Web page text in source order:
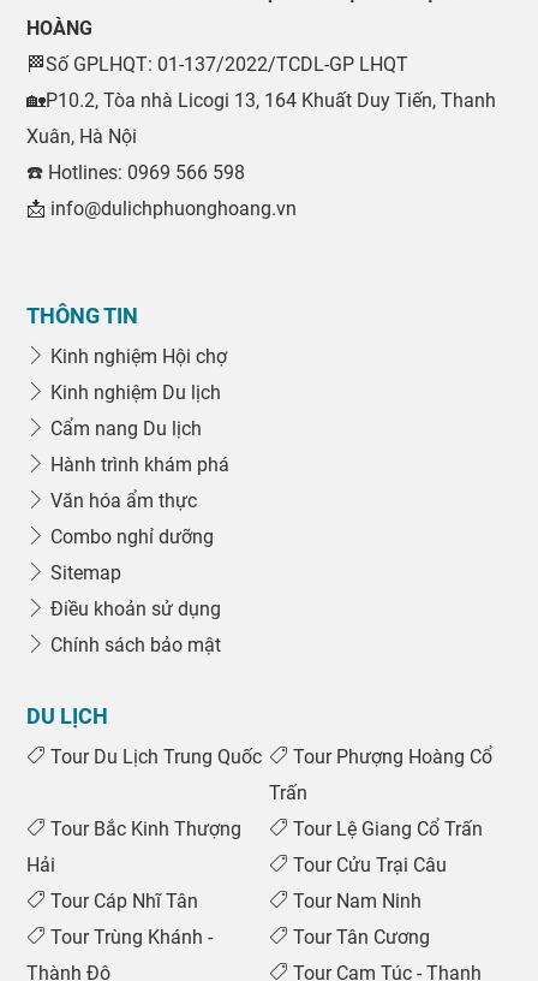
HOÀNG
🏁Số GPLHQT: 01-137/2022/TCDL-GP LHQT
🏡P10.2, Tòa nhà Licogi 13, 164 Khuất Duy Tiến, Thanh
Xuân, Hà Nội
☎️ Hotlines: 0969 566 598
📩 info@dulichphuonghoang.vn
THÔNG TIN
Kinh nghiệm Hội chợ
Kinh nghiệm Du lịch
Cẩm nang Du lịch
Hành trình khám phá
Văn hóa ẩm thực
Combo nghỉ dưỡng
Sitemap
Điều khoản sử dụng
Chính sách bảo mật
DU LỊCH
Tour Du Lịch Trung Quốc
Tour Phượng Hoàng Cổ
Trấn
Tour Bắc Kinh Thượng
Hải
Tour Lệ Giang Cổ Trấn
Tour Cửu Trại Câu
Tour Cáp Nhĩ Tân
Tour Nam Ninh
Tour Trùng Khánh -
Thành Đô
Tour Tân Cương
Tour Cam Túc - Thanh
0969 566 598